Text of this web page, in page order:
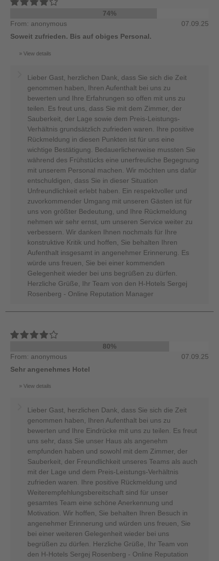
74%
From: anonymous
07.09.25
Soweit zufrieden. Bis auf obiges Personal.
View details
Lieber Gast, herzlichen Dank, dass Sie sich die Zeit
genommen haben, Ihren Aufenthalt bei uns zu
bewerten und Ihre Erfahrungen so offen mit uns zu
teilen. Es freut uns, dass Sie mit dem Zimmer, der
Sauberkeit, der Lage sowie dem Preis-Leistungs-
Verhältnis grundsätzlich zufrieden waren. Ihre positive
Rückmeldung in diesen Punkten ist für uns eine
wichtige Bestätigung. Bedauerlicherweise mussten Sie
während des Frühstücks eine unerfreuliche Begegnung
mit unserem Personal machen. Wir möchten uns dafür
entschuldigen, dass Sie in dieser Situation
Unfreundlichkeit erlebt haben. Ein respektvoller und
zuvorkommender Umgang mit unseren Gästen ist für
uns von größter Bedeutung, und Ihre Rückmeldung
nehmen wir sehr ernst, um unseren Service weiter zu
verbessern. Wir danken Ihnen nochmals für Ihre
konstruktive Kritik und hoffen, Sie behalten Ihren
Aufenthalt insgesamt in angenehmer Erinnerung. Es
würde uns freuen, Sie bei einer kommenden
Gelegenheit wieder bei uns begrüßen zu dürfen.
Herzliche Grüße, Ihr Team von den H-Hotels Sergej
Rosenberg - Online Reputation Manager
80%
From: anonymous
07.09.25
Sehr angenehmes Hotel
View details
Lieber Gast, herzlichen Dank, dass Sie sich die Zeit
genommen haben, Ihren Aufenthalt bei uns zu
bewerten und Ihre Eindrücke mit uns zu teilen. Es freut
uns sehr, dass Sie unser Haus als angenehm
empfunden haben und sowohl mit dem Zimmer, der
Sauberkeit, der Freundlichkeit unseres Teams als auch
mit der Lage und dem Preis-Leistungs-Verhältnis
zufrieden waren. Ihre positive Rückmeldung und
Weiterempfehlungsbereitschaft sind für unser
gesamtes Team eine schöne Anerkennung und
Motivation. Wir hoffen, Sie behalten Ihren Besuch in
angenehmer Erinnerung und würden uns freuen, Sie
bei einer weiteren Gelegenheit wieder bei uns
begrüßen zu dürfen. Herzliche Grüße, Ihr Team von
den H-Hotels Sergej Rosenberg - Online Reputation